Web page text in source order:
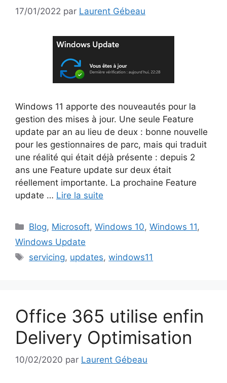
17/01/2022 par Laurent Gébeau
Windows 11 apporte des nouveautés pour la
gestion des mises à jour. Une seule Feature
update par an au lieu de deux : bonne nouvelle
pour les gestionnaires de parc, mais qui traduit
une réalité qui était déjà présente : depuis 2
ans une Feature update sur deux était
réellement importante. La prochaine Feature
update … Lire la suite
Catégories
Blog, Microsoft,Windows 10,Windows 11,
Windows Update
Étiquettes
servicing, updates,windows11
Office 365 utilise enfin
Delivery Optimisation
10/02/2020 par Laurent Gébeau